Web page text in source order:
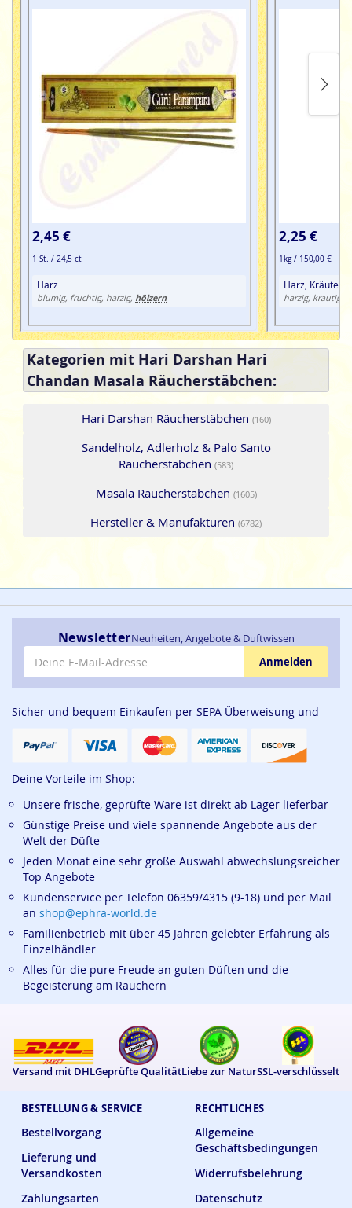
2,45 €
1 St. / 24,5 ct
Harz
blumig, fruchtig, harzig, hölzern
2,25 €
1kg / 150,00 €
Harz, Kräuter,
harzig, krautig
Kategorien mit Hari Darshan Hari
Chandan Masala Räucherstäbchen:
Hari Darshan Räucherstäbchen (160)
Sandelholz, Adlerholz & Palo Santo
Räucherstäbchen (583)
Masala Räucherstäbchen (1605)
Hersteller & Manufakturen (6782)
BESTELLUNG & SERVICE
Bestellvorgang
Lieferung und
Versandkosten
Zahlungsarten
RECHTLICHES
Allgemeine
Geschäftsbedingungen
Widerrufsbelehrung
Datenschutz
NewsletterNeuheiten, Angebote & Duftwissen
E-Mail-Adresse
Anmelden
Sicher und bequem Einkaufen per SEPA Überweisung und
Deine Vorteile im Shop:
Unsere frische, geprüfte Ware ist direkt ab Lager lieferbar
Günstige Preise und viele spannende Angebote aus der
Welt der Düfte
Jeden Monat eine sehr große Auswahl abwechslungsreicher
Top Angebote
Kundenservice per Telefon 06359/4315 (9-18) und per Mail
an shop@ephra-world.de
Familienbetrieb mit über 45 Jahren gelebter Erfahrung als
Einzelhändler
Alles für die pure Freude an guten Düften und die
Begeisterung am Räuchern
Versand mit DHLGeprüfte QualitätLiebe zur NaturSSL-verschlüsselt